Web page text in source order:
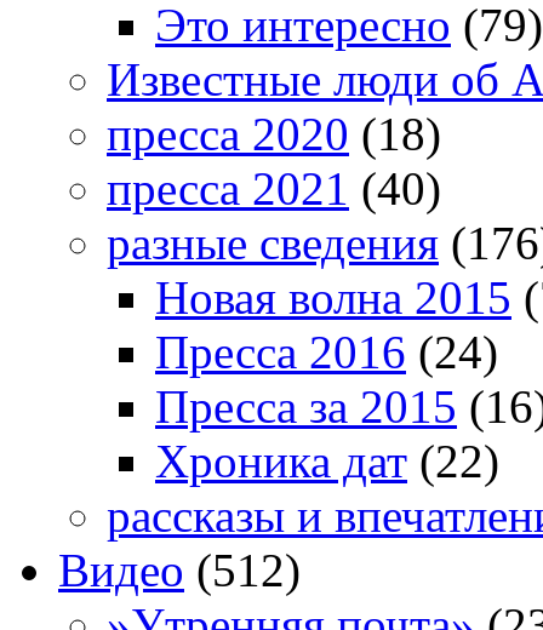
Это интересно (79)
Известные люди об
пресса 2020 (18)
пресса 2021 (40)
разные сведения
Новая волна 2015
Пресса 2016 (24)
Пресса за 2015
Хроника дат (22)
рассказы и
Видео (512)